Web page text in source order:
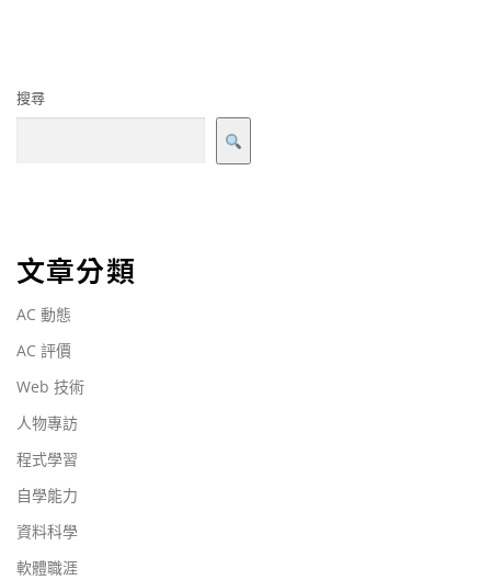
搜尋
文章分類
AC 動態
AC 評價
Web 技術
人物專訪
程式學習
自學能力
資料科學
軟體職涯